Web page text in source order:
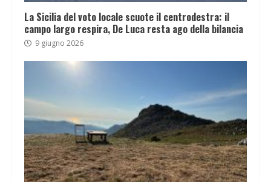
La Sicilia del voto locale scuote il centrodestra: il
campo largo respira, De Luca resta ago della bilancia
9 giugno 2026